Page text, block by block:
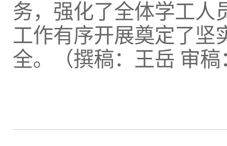
务，强化了全体学工人
工作有序开展奠定了坚
全。（撰稿：王岳 审